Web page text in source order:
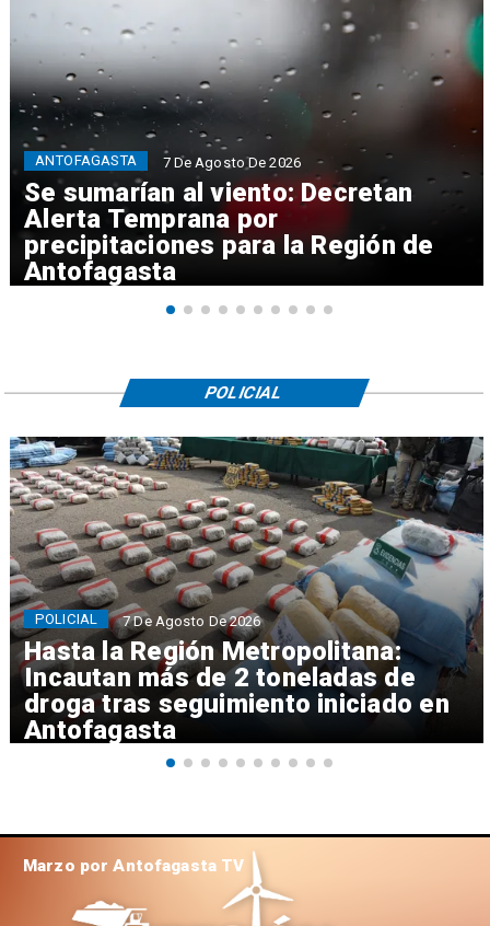
Se sumarían al viento: Decretan
Alerta Temprana por
precipitaciones para la Región de
Antofagasta
ANTOFAGASTA 7 De Agosto De 2026
Hasta la Región Metropolitana:
Incautan más de 2 toneladas de
droga tras seguimiento iniciado en
Antofagasta
POLICIAL 7 De Agosto De 2026
POLICIAL
Marzo por Antofagasta TV